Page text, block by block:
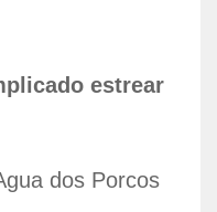
estrear
dos Porcos